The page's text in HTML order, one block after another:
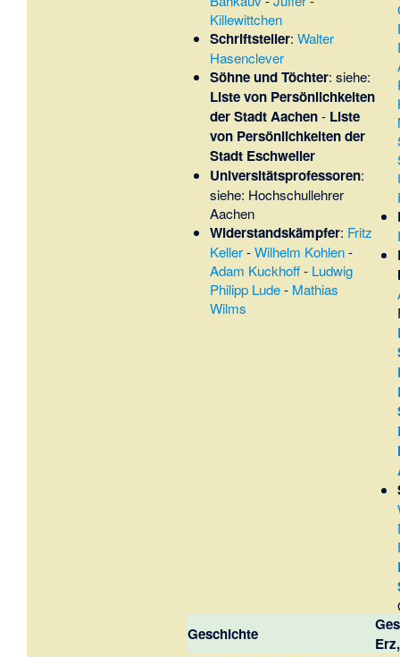
Killewittchen
Schriftsteller: Walter
Hasenclever
Söhne und Töchter: siehe:
Liste von Persönlichkeiten
der Stadt Aachen- Liste
von Persönlichkeiten der
Stadt Eschweiler
Universitätsprofessoren:
siehe: Hochschullehrer
Aachen
Widerstandskämpfer: Fritz
Keller-Wilhelm Kohlen-
Adam Kuckhoff- Ludwig
Philipp Lude- Mathias
Wilms
Geschichte